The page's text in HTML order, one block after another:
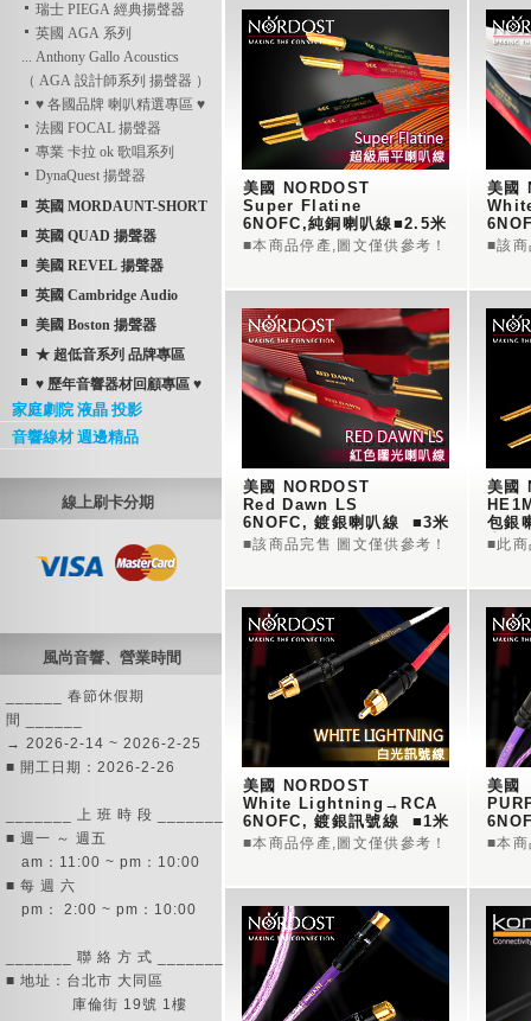
瑞士 PIEGA 經典揚聲器
英國 AGA 系列
... Anthony Gallo Acoustics
（ AGA 設計師系列 揚聲器 ）
♥ 各國品牌 喇叭精選專區 ♥
法國 FOCAL 揚聲器
專業 卡拉 ok 歌唱系列
DynaQuest 揚聲器
英國 MORDAUNT-SHORT
英國 QUAD 揚聲器
美國 REVEL 揚聲器
英國 Cambridge Audio
美國 Boston 揚聲器
★ 超低音系列 品牌專區
♥ 歷年音響器材回顧專區 ♥
家庭劇院 液晶 投影
音響線材 週邊精品
線上刷卡分期
風尚音響、營業時間
______ 春節休假期
間 ______
→ 2026-2-14 ~ 2026-2-25
■ 開工日期：2026-2-26
_______ 上 班 時 段 _______
■ 週一 ～ 週五
am：11:00 ~ pm：10:00
■ 每 週 六
pm： 2:00 ~ pm：10:00
_______ 聯 絡 方 式 _______
■ 地址：台北市 大同區
庫倫街 19號 1樓
美國 NORDOST
Super Flatine
6NOFC,純銅喇叭線■2.5米
■本商品停產,圖文僅供參考！
美國
■該
美國 NORDOST
Red Dawn LS
6NOFC, 鍍銀喇叭線  ■3米
■該商品完售 圖文僅供參考！
美國
包銀
米
■此
美國 NORDOST
White Lightning→RCA
6NOFC, 鍍銀訊號線  ■1米
■本商品停產,圖文僅供參考！
美國
■本